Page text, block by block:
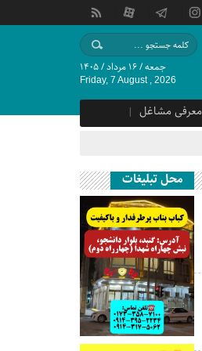
جمعه / ۱۶ مرداد / ۱۴۰۵
Friday, 7 August , 2026
معرفی مشاغل
محل تبلیغات